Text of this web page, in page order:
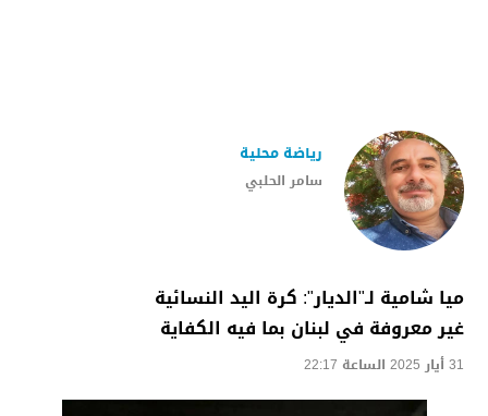
سامر الحلبي
رياضة محلية
ميا شامية لـ"الديار": كرة اليد النسائية
غير معروفة في لبنان بما فيه الكفاية
31 أيار 2025 الساعة 22:17